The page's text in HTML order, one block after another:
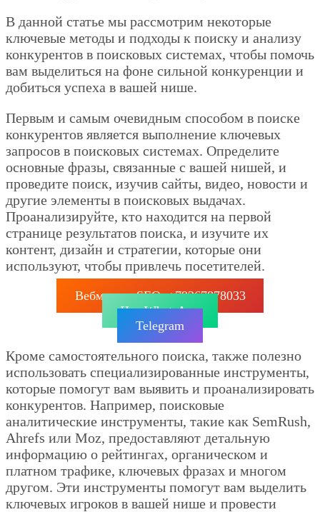
В данной статье мы рассмотрим некоторые
ключевые методы и подходы к поиску и анализу
конкурентов в поисковых системах, чтобы помочь
вам выделиться на фоне сильной конкуренции и
добиться успеха в вашей нише.
Первым и самым очевидным способом в поиске
конкурентов является выполнение ключевых
запросов в поисковых системах. Определите
основные фразы, связанные с вашей нишей, и
проведите поиск, изучив сайты, видео, новости и
другие элементы в поисковых выдачах.
Проанализируйте, кто находится на первой
странице результатов поиска, и изучите их
контент, дизайн и стратегии, которые они
используют, чтобы привлечь посетителей.
Вебмастер SEO: +79267878033
Чат WhatsApp
Telegram
Кроме самостоятельного поиска, также полезно
использовать специализированные инструменты,
которые помогут вам выявить и проанализировать
конкурентов. Например, поисковые
аналитические инструменты, такие как SemRush,
Ahrefs или Moz, предоставляют детальную
информацию о рейтингах, органическом и
платном трафике, ключевых фразах и многом
другом. Эти инструменты помогут вам выделить
ключевых игроков в вашей нише и провести